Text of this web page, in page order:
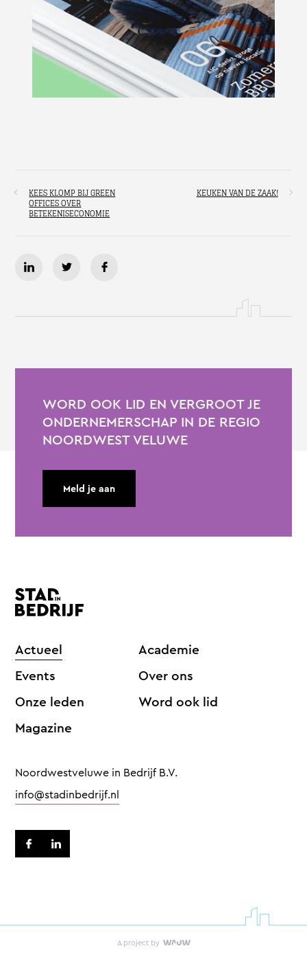
KEES KLOMP BIJ GREEN
OFFICES OVER
BETEKENISECONOMIE
KEUKEN VAN DE ZAAK!
WORD OOK LID EN VERGROOT JE
ONDERNEMERSCHAP IN DE REGIO
NOORDWEST VELUWE
Meld je aan
Actueel
Events
Onze leden
Magazine
Academie
Over ons
Word ook lid
Noordwestveluwe in Bedrijf B.V.
info@stadinbedrijf.nl
A project by